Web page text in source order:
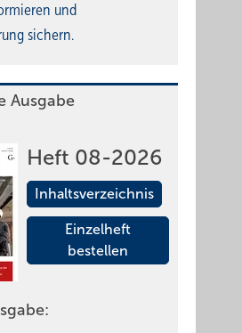
und
sichern.
Ausgabe
Heft 08-2026
Inhaltsverzeichnis
Einzelheft
bestellen